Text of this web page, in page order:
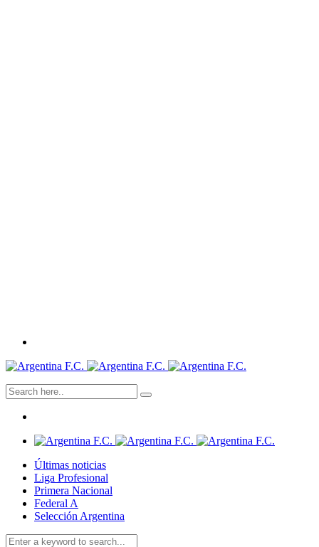
Últimas noticias
Liga Profesional
Primera Nacional
Federal A
Selección Argentina